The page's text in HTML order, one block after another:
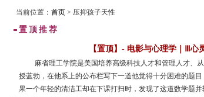
当前位置： 首页 > 压抑孩子天性
置顶推荐
【置顶】- 电影与心理学｜Ⅲ
麻省理工学院是美国培养高级科技人才和管理人才、
授蓝勃，在他系上的公布栏写下一道他觉得十分困难的题
果一个年轻的清洁工却在下课打扫时，发现了这道数学题